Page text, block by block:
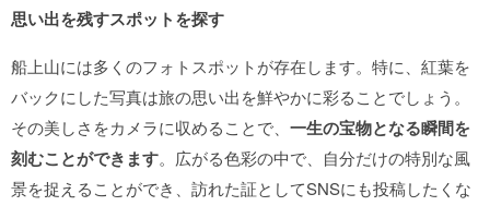
思い出を残すスポットを探す
船上山には多くのフォトスポットが存在します。特に、紅葉を
バックにした写真は旅の思い出を鮮やかに彩ることでしょう。
その美しさをカメラに収めることで、 一生の宝物となる瞬間を
刻むことができます。広がる色彩の中で、自分だけの特別な風
景を捉えることができ、訪れた証としてSNSにも投稿したくな